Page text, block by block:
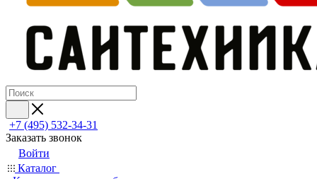
+7 (495) 532‑34‑31
Заказать звонок
Войти
Каталог